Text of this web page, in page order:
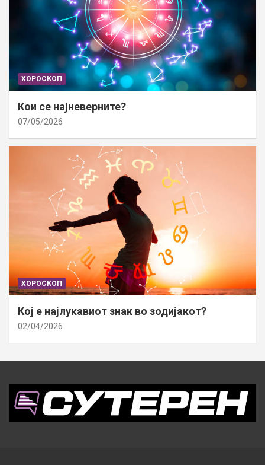
ХОРОСКОП
Кои се најневерните?
07/05/2026
ХОРОСКОП
Кој е најлукавиот знак во зодијакот?
02/04/2026